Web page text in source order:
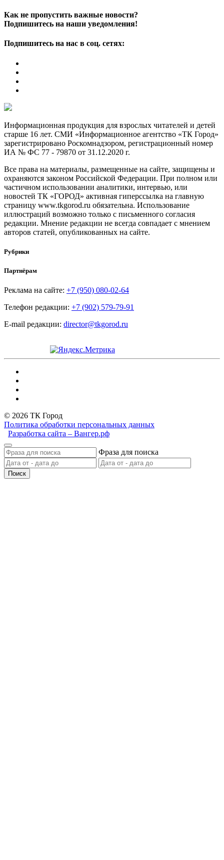
Как не пропустить важные новости?
Подпишитесь на наши уведомления!
Подпишитесь на нас в соц. сетях:
Информационная продукция для взрослых читателей и детей
старше 16 лет. СМИ «Информационное агентство «ТК Город»
зарегистрировано Роскомнадзором, регистрационный номер
ИА № ФС 77 - 79870 от 31.12.2020 г.
Все права на материалы, размещенные на сайте, защищены и
охраняются законом Российской Федерации. При полном или
частичном использовании аналитики, интервью, или
новостей ТК «ГОРОД» активная гиперссылка на главную
страницу www.tkgorod.ru обязательна. Использование
иллюстраций возможно только с письменного согласия
редакции. Мнение редакции не всегда совпадает с мнением
авторов статей, опубликованных на сайте.
Рубрики
Партнёрам
Реклама на сайте: +7 (950) 080-02-64
Телефон редакции: +7 (902) 579-79-91
E-mail редакции: director@tkgorod.ru
© 2026 ТК Город
Политика обработки персональных данных
Разработка сайта – Вангер.рф
Фраза для поиска
Поиск